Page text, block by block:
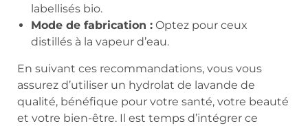
labellisés bio.
Mode de fabrication : Optez pour ceux
distillés à la vapeur d’eau.
En suivant ces recommandations, vous vous
assurez d’utiliser un hydrolat de lavande de
qualité, bénéfique pour votre santé, votre beauté
et votre bien-être. Il est temps d’intégrer ce